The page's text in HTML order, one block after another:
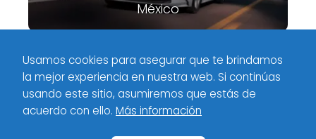
México
Meximotores Industria
¡Conoce los precios de las versiones
2022 de MINI Cooper en México!
Políticas de privacidad
Usamos cookies para asegurar que te brindamos
la mejor experiencia en nuestra web. Si continúas
usando este sitio, asumiremos que estás de
acuerdo con ello. Más información